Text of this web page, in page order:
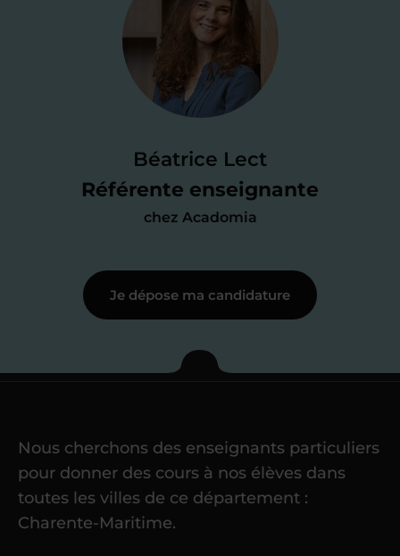
Béatrice Lect
Référente enseignante
chez Acadomia
Je valide ma
candidature
test de 15 minutes
des programmes scolaires(et pouvoir
me mettre à jour au besoin) et
j’échange en direct avec un chargé de
Étape 3
Je commence mes
Une fois ma candidature validée,mon
référent me confie mes premiers
élèvesdans un délai de6 jours
maximum. Me voilà enseignant(e)
Je dépose ma candidature
Nous cherchons des enseignants particuliers
pour donner des cours à nos élèves dans
toutes les villes de ce département :
Charente-Maritime.